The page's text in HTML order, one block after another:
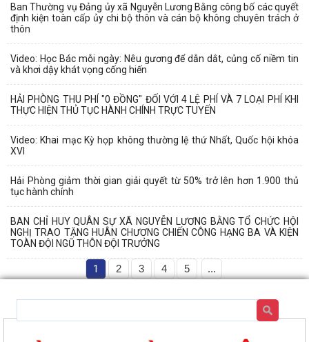
Ban Thường vụ Đảng ủy xã Nguyễn Lương Bằng công bố các quyết
định kiện toàn cấp ủy chi bộ thôn và cán bộ không chuyên trách ở
thôn
Video: Học Bác mỗi ngày: Nêu gương để dẫn dắt, củng cố niềm tin
và khơi dậy khát vọng cống hiến
HẢI PHÒNG THU PHÍ "0 ĐỒNG" ĐỐI VỚI 4 LỆ PHÍ VÀ 7 LOẠI PHÍ KHI
THỰC HIỆN THỦ TỤC HÀNH CHÍNH TRỰC TUYẾN
Video: Khai mạc Kỳ họp không thường lệ thứ Nhất, Quốc hội khóa
XVI
Hải Phòng giảm thời gian giải quyết từ 50% trở lên hơn 1.900 thủ
tục hành chính
BAN CHỈ HUY QUÂN SỰ XÃ NGUYỄN LƯƠNG BẰNG TỔ CHỨC HỘI
NGHỊ TRAO TẶNG HUÂN CHƯƠNG CHIẾN CÔNG HẠNG BA VÀ KIỆN
TOÀN ĐỘI NGŨ THÔN ĐỘI TRƯỞNG
1 2 3 4 5 ...